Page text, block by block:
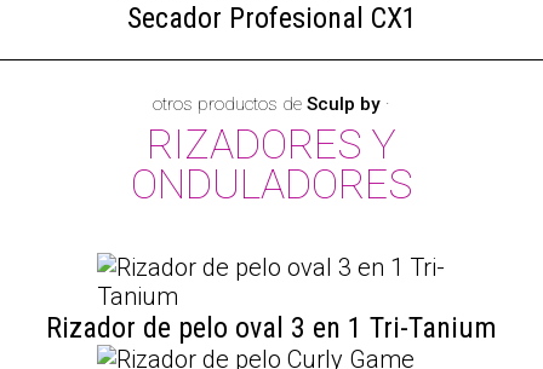
Secador Profesional CX1
otros productos de Sculp by ·
RIZADORES Y
ONDULADORES
Rizador de pelo oval 3 en 1 Tri-Tanium